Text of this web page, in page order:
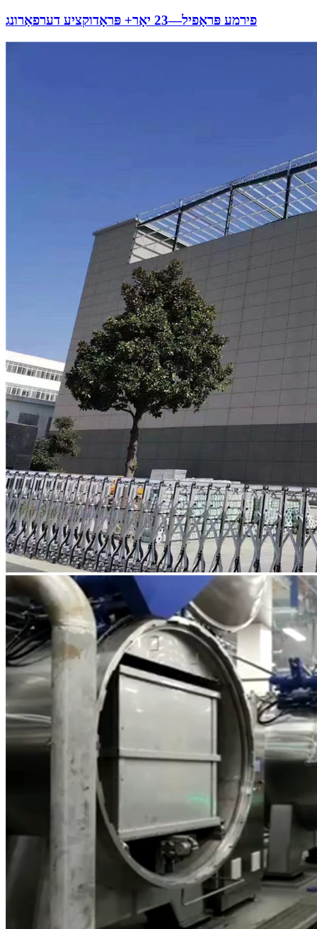
פירמע פּראָפיל—23 יאָר+ פּראָדוקציע דערפאַרונג